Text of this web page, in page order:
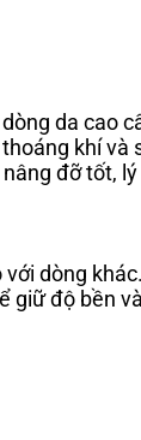
da cao
khí và
đỡ tốt,
với dòng khác.
giữ độ bền